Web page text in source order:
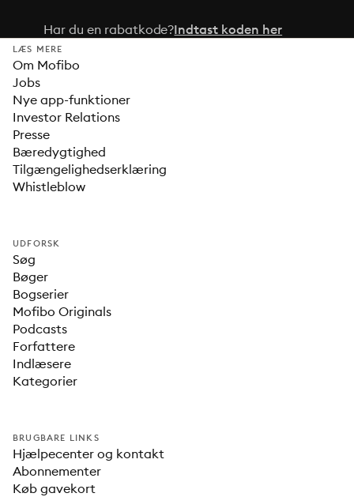
Har du en rabatkode?Indtast koden her
LÆS MERE
Om Mofibo
Jobs
Nye app-funktioner
Investor Relations
Presse
Bæredygtighed
Tilgængelighedserklæring
Whistleblow
UDFORSK
Søg
Bøger
Bogserier
Mofibo Originals
Podcasts
Forfattere
Indlæsere
Kategorier
BRUGBARE LINKS
Hjælpecenter og kontakt
Abonnementer
Køb gavekort